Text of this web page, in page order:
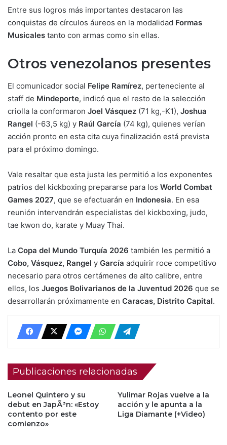
Entre sus logros más importantes destacaron las
conquistas de círculos áureos en la modalidad Formas
Musicales tanto con armas como sin ellas.
Otros venezolanos presentes
El comunicador social Felipe Ramírez, perteneciente al
staff de Mindeporte, indicó que el resto de la selección
criolla la conformaron Joel Vásquez (71 kg,-K1), Joshua
Rangel (-63,5 kg) y Raúl García (74 kg), quienes verían
acción pronto en esta cita cuya finalización está prevista
para el próximo domingo.
Vale resaltar que esta justa les permitió a los exponentes
patrios del kickboxing prepararse para los World Combat
Games 2027, que se efectuarán en Indonesia. En esa
reunión intervendrán especialistas del kickboxing, judo,
tae kwon do, karate y Muay Thai.
La Copa del Mundo Turquía 2026 también les permitió a
Cobo, Vásquez, Rangel y García adquirir roce competitivo
necesario para otros certámenes de alto calibre, entre
ellos, los Juegos Bolivarianos de la Juventud 2026 que se
desarrollarán próximamente en Caracas, Distrito Capital.
Publicaciones relacionadas
Leonel Quintero y su
debut en JapÃ³n: «Estoy
contento por este
comienzo»
Yulimar Rojas vuelve a la
acción y le apunta a la
Liga Diamante (+Video)